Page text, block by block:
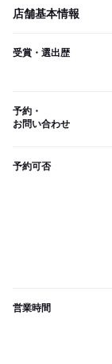
店舗基本情報
受賞・選出歴
予約・
お問い合わせ
予約可否
営業時間